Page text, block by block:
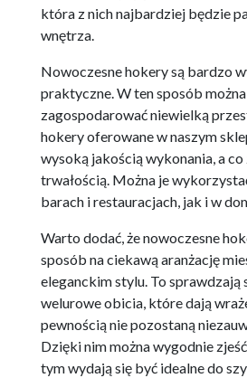
która z nich najbardziej będzie
wnętrza.
Nowoczesne hokery są bardzo
praktyczne. W ten sposób
zagospodarować niewielką
hokery oferowane w naszym
wysoką jakością wykonania, a co
trwałością. Można je
barach i restauracjach, jak i w
Warto dodać, że nowoczesne
sposób na ciekawą aranżację
eleganckim stylu. To sprawdzają
welurowe obicia, które dają
pewnością nie pozostaną
Dzięki nim można wygodnie
tym wydają się być idealne do